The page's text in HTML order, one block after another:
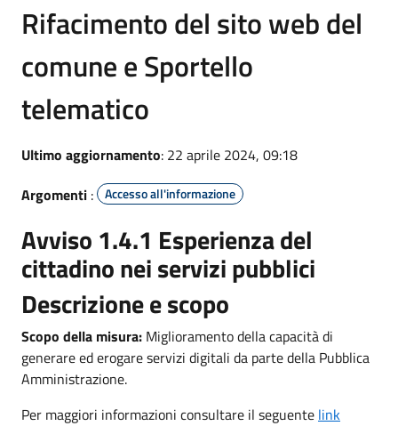
Rifacimento del sito web del
comune e Sportello
telematico
Ultimo aggiornamento: 22 aprile 2024, 09:18
Argomenti : Accesso all'informazione
Avviso 1.4.1 Esperienza del
cittadino nei servizi pubblici
Descrizione e scopo
Scopo della misura: Miglioramento della capacità di
generare ed erogare servizi digitali da parte della Pubblica
Amministrazione.
Per maggiori informazioni consultare il seguente link